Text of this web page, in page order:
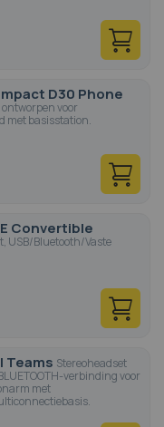
D30 Phone
voor
met basisstation.
Convertible
USB/Bluetooth/Vaste
Teams Stereoheadset
verbinding voor
met